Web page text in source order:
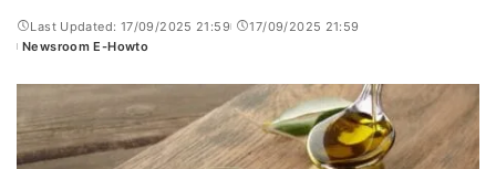
Last Updated: 17/09/2025 21:59
17/09/2025 21:59
Posted
Newsroom E-Howto